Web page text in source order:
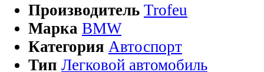
Производитель Trofeu
Марка BMW
Категория Автоспорт
Тип Легковой автомобиль